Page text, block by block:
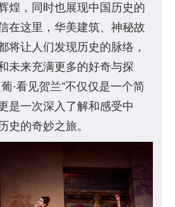
煌，同时也展现中国历史的
在这里，华美建筑、神秘故
将让人们发现历史的脉络，
未来充满更多的好奇与探
·看见贺兰”不仅仅是一个简
是一次深入了解和感受中
史的奇妙之旅。